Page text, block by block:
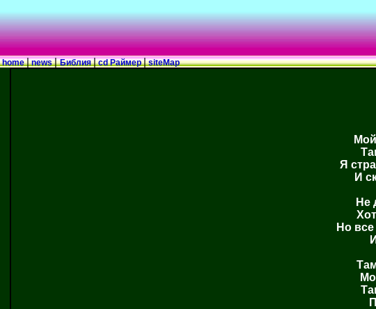
home|news|Библия|cd Раймер|siteMap
Я
И
Не
Но